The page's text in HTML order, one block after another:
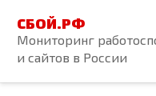
контенту
СБОЙ.РФ
Мониторинг
и сайтов в России